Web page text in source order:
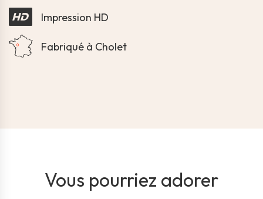
Impression HD
Fabriqué à Cholet
Vous pourriez adorer